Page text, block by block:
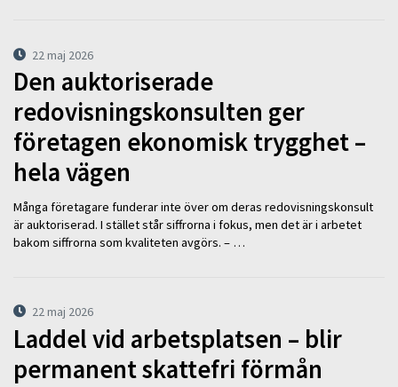
22 maj 2026
Den auktoriserade
redovisningskonsulten ger
företagen ekonomisk trygghet –
hela vägen
Många företagare funderar inte över om deras redovisningskonsult
är auktoriserad. I stället står siffrorna i fokus, men det är i arbetet
bakom siffrorna som kvaliteten avgörs. – …
22 maj 2026
Laddel vid arbetsplatsen – blir
permanent skattefri förmån